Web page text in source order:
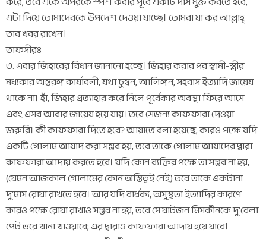
এটা দিয়ে তোমাদেরকে উপদেশ দেওয়া যাচ্ছে। তোমরা যা কর আল্লাহ্
তার খবর রাখেন।
তাফসীরঃ
৩. এবার জিহারের বিধান জানানো হচ্ছে। জিহার করার পর স্বামী-স্ত্রীর
মধ্যকার অন্তরঙ্গ কার্যাবলী, যথা চুম্বন, আলিঙ্গন, সহবাস ইত্যাদি জায়েয
থাকে না। হাঁ, জিহার প্রত্যাহার করে নিলে পূর্বেকার অবস্থা ফিরে আসে
এবং এসব আবার জায়েয হয়ে যায়। তবে সেজন্য কাফফারা দেওয়া
জরুরি। কী কাফফারা দিতে হবে? আয়াতে বলা হয়েছে, কারও পক্ষে যদি
একটি গোলাম আযাদ করা সম্ভব হয়, তবে তাকে গোলাম আযাদের দ্বারা
কাফফারা আদায় করতে হবে। যদি কোন ব্যক্তির পক্ষে তা সম্ভব না হয়,
(যেমন আজকাল গোলামের কোন অস্তিত্বই নেই) তবে তাকে একটানা
দু’মাস রোযা রাখতে হবে। আর যদি বার্ধক্য, অসুস্থতা ইত্যাদির কারণে
কারও পক্ষে রোযা রাখাও সম্ভব না হয়, তবে সে ষাটজন মিসকীনকে দু’বেলা
পেট ভরে খানা খাওয়াবে; এর দ্বারাও কাফফারা আদায় হয়ে যাবে।